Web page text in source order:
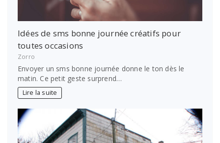
Idées de sms bonne journée créatifs pour
toutes occasions
Zorro
Envoyer un sms bonne journée donne le ton dès le
matin. Ce petit geste surprend…
Lire la suite